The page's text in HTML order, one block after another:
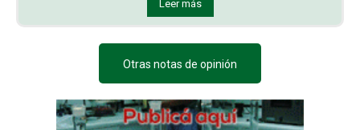
Leer más
Otras notas de opinión